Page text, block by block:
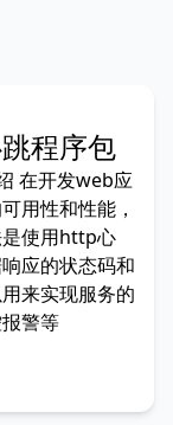
程序包
在开发web应
用性和性能，
是使用http心
应的状态码和
来实现服务的
警等